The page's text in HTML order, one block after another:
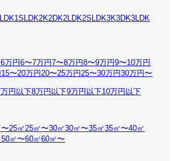
1SLDK2K2DK2LDK2SLDK3K3DK3LDK
万円6〜7万円7〜8万円8〜9万円9〜10万円
15〜20万円 20〜25万円 25〜30万円30万円〜
円以下8万円以下9万円以下10万円以下
25㎡ 25㎡〜30㎡30㎡〜35㎡35㎡〜40㎡
50㎡〜60㎡60㎡〜